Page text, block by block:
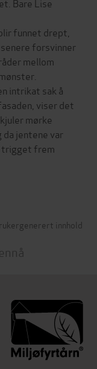
Bare Lise
funnet drept,
forsvinner
mellom
intrikat sak å
viser det
mørke
jentene var
trigget frem
innhold